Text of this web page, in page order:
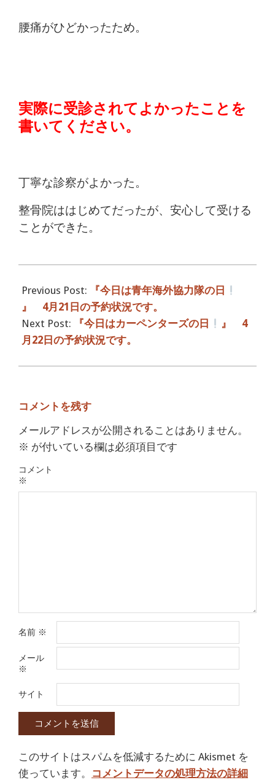
腰痛がひどかったため。
実際に受診されてよかったことを
書いてください。
丁寧な診察がよかった。
整骨院ははじめてだったが、安心して受ける
ことができた。
04-
21
Previous Post:
『今日は青年海外協力隊の日
』 4月21日の予約状況です。
Next Post:
『今日はカーペンターズの日
』 4
月22日の予約状況です。
コメントを残す
メールアドレスが公開されることはありません。
※ が付いている欄は必須項目です
コメント
※
名前 ※
メール
※
サイト
このサイトはスパムを低減するために Akismet を
使っています。 コメントデータの処理方法の詳細